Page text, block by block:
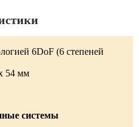
6DoF (6 степеней
54 мм
системы